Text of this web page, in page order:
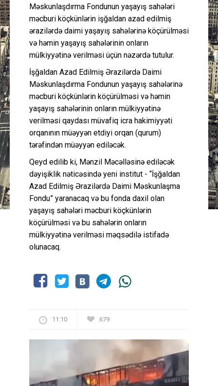
Məskunlaşdırma Fondunun yaşayış sahələri
məcburi köçkünlərin işğaldan azad edilmiş
ərazilərdə daimi yaşayış sahələrinə köçürülməsi
və həmin yaşayış sahələrinin onların
mülkiyyətinə verilməsi üçün nəzərdə tutulur.
İşğaldan Azad Edilmiş Ərazilərdə Daimi
Məskunlaşdırma Fondunun yaşayış sahələrinə
məcburi köçkünlərin köçürülməsi və həmin
yaşayış sahələrinin onların mülkiyyətinə
verilməsi qaydası müvafiq icra hakimiyyəti
orqanının müəyyən etdiyi orqan (qurum)
tərəfindən müəyyən ediləcək.
Qeyd edilib ki, Mənzil Məcəlləsinə ediləcək
dəyişiklik nəticəsində yeni institut - “İşğaldan
Azad Edilmiş Ərazilərdə Daimi Məskunlaşma
Fondu” yaranacaq və bu fonda daxil olan
yaşayış sahələri məcburi köçkünlərin
köçürülməsi və bu sahələrin onların
mülkiyyətinə verilməsi məqsədilə istifadə
olunacaq.
11:10 679